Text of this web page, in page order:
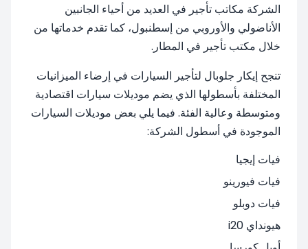
الشركة مكاتب تأجير في العديد من أحياء الجانبين
الأناضولي والأوروبي من إسطنبول، كما تقدم خدماتها من
خلال مكتب تأجير في المطار.
تنجح إيكار جلوبال لتأجير السيارات في إرضاء الميزانيات
المختلفة بأسطولها الذي يضم موديلات سيارات اقتصادية
ومتوسطة وعالية الفئة. فيما يلي بعض موديلات السيارات
الموجودة في أسطول الشركة:
فيات إيجيا
فيات فيورينو
فيات دوبلو
هيونداي i20